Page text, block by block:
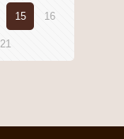
15 16
21